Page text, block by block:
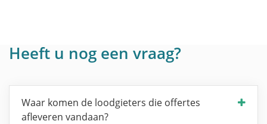
Heeft u nog een vraag?
Waar komen de loodgieters die offertes
afleveren vandaan?